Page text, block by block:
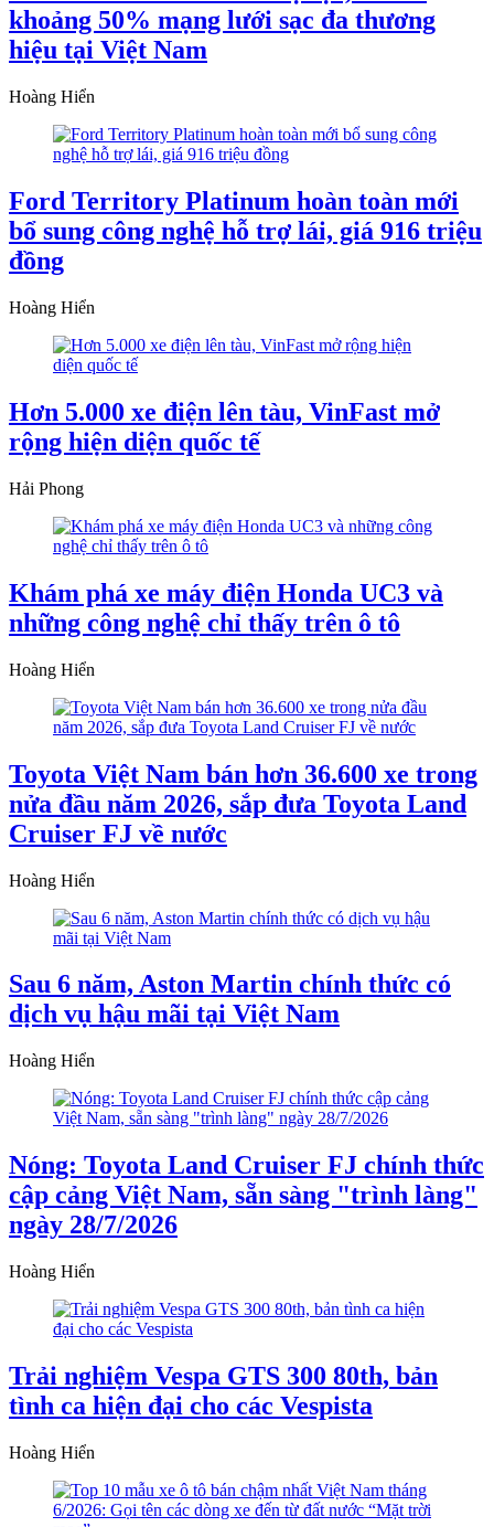
khoảng 50% mạng lưới sạc đa thương
hiệu tại Việt Nam
Hoàng Hiển
Ford Territory Platinum hoàn toàn mới
bổ sung công nghệ hỗ trợ lái, giá 916 triệu
đồng
Hoàng Hiển
Hơn 5.000 xe điện lên tàu, VinFast mở
rộng hiện diện quốc tế
Hải Phong
Khám phá xe máy điện Honda UC3 và
những công nghệ chỉ thấy trên ô tô
Hoàng Hiển
Toyota Việt Nam bán hơn 36.600 xe trong
nửa đầu năm 2026, sắp đưa Toyota Land
Cruiser FJ về nước
Hoàng Hiển
Sau 6 năm, Aston Martin chính thức có
dịch vụ hậu mãi tại Việt Nam
Hoàng Hiển
Nóng: Toyota Land Cruiser FJ chính thức
cập cảng Việt Nam, sẵn sàng "trình làng"
ngày 28/7/2026
Hoàng Hiển
Trải nghiệm Vespa GTS 300 80th, bản
tình ca hiện đại cho các Vespista
Hoàng Hiển